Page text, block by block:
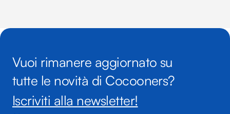
Vuoi rimanere aggiornato su
tutte le novità di Cocooners?
Iscriviti alla newsletter!